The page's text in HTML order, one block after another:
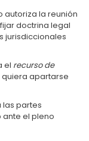
autoriza la reunión
doctrina legal
jurisdiccionales
el recurso de
quiera apartarse
las partes
el pleno